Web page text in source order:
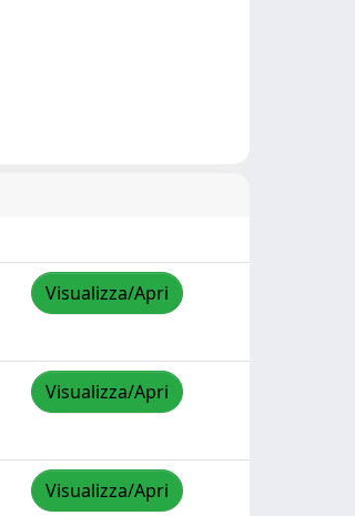
Visualizza/Apri
Visualizza/Apri
Visualizza/Apri